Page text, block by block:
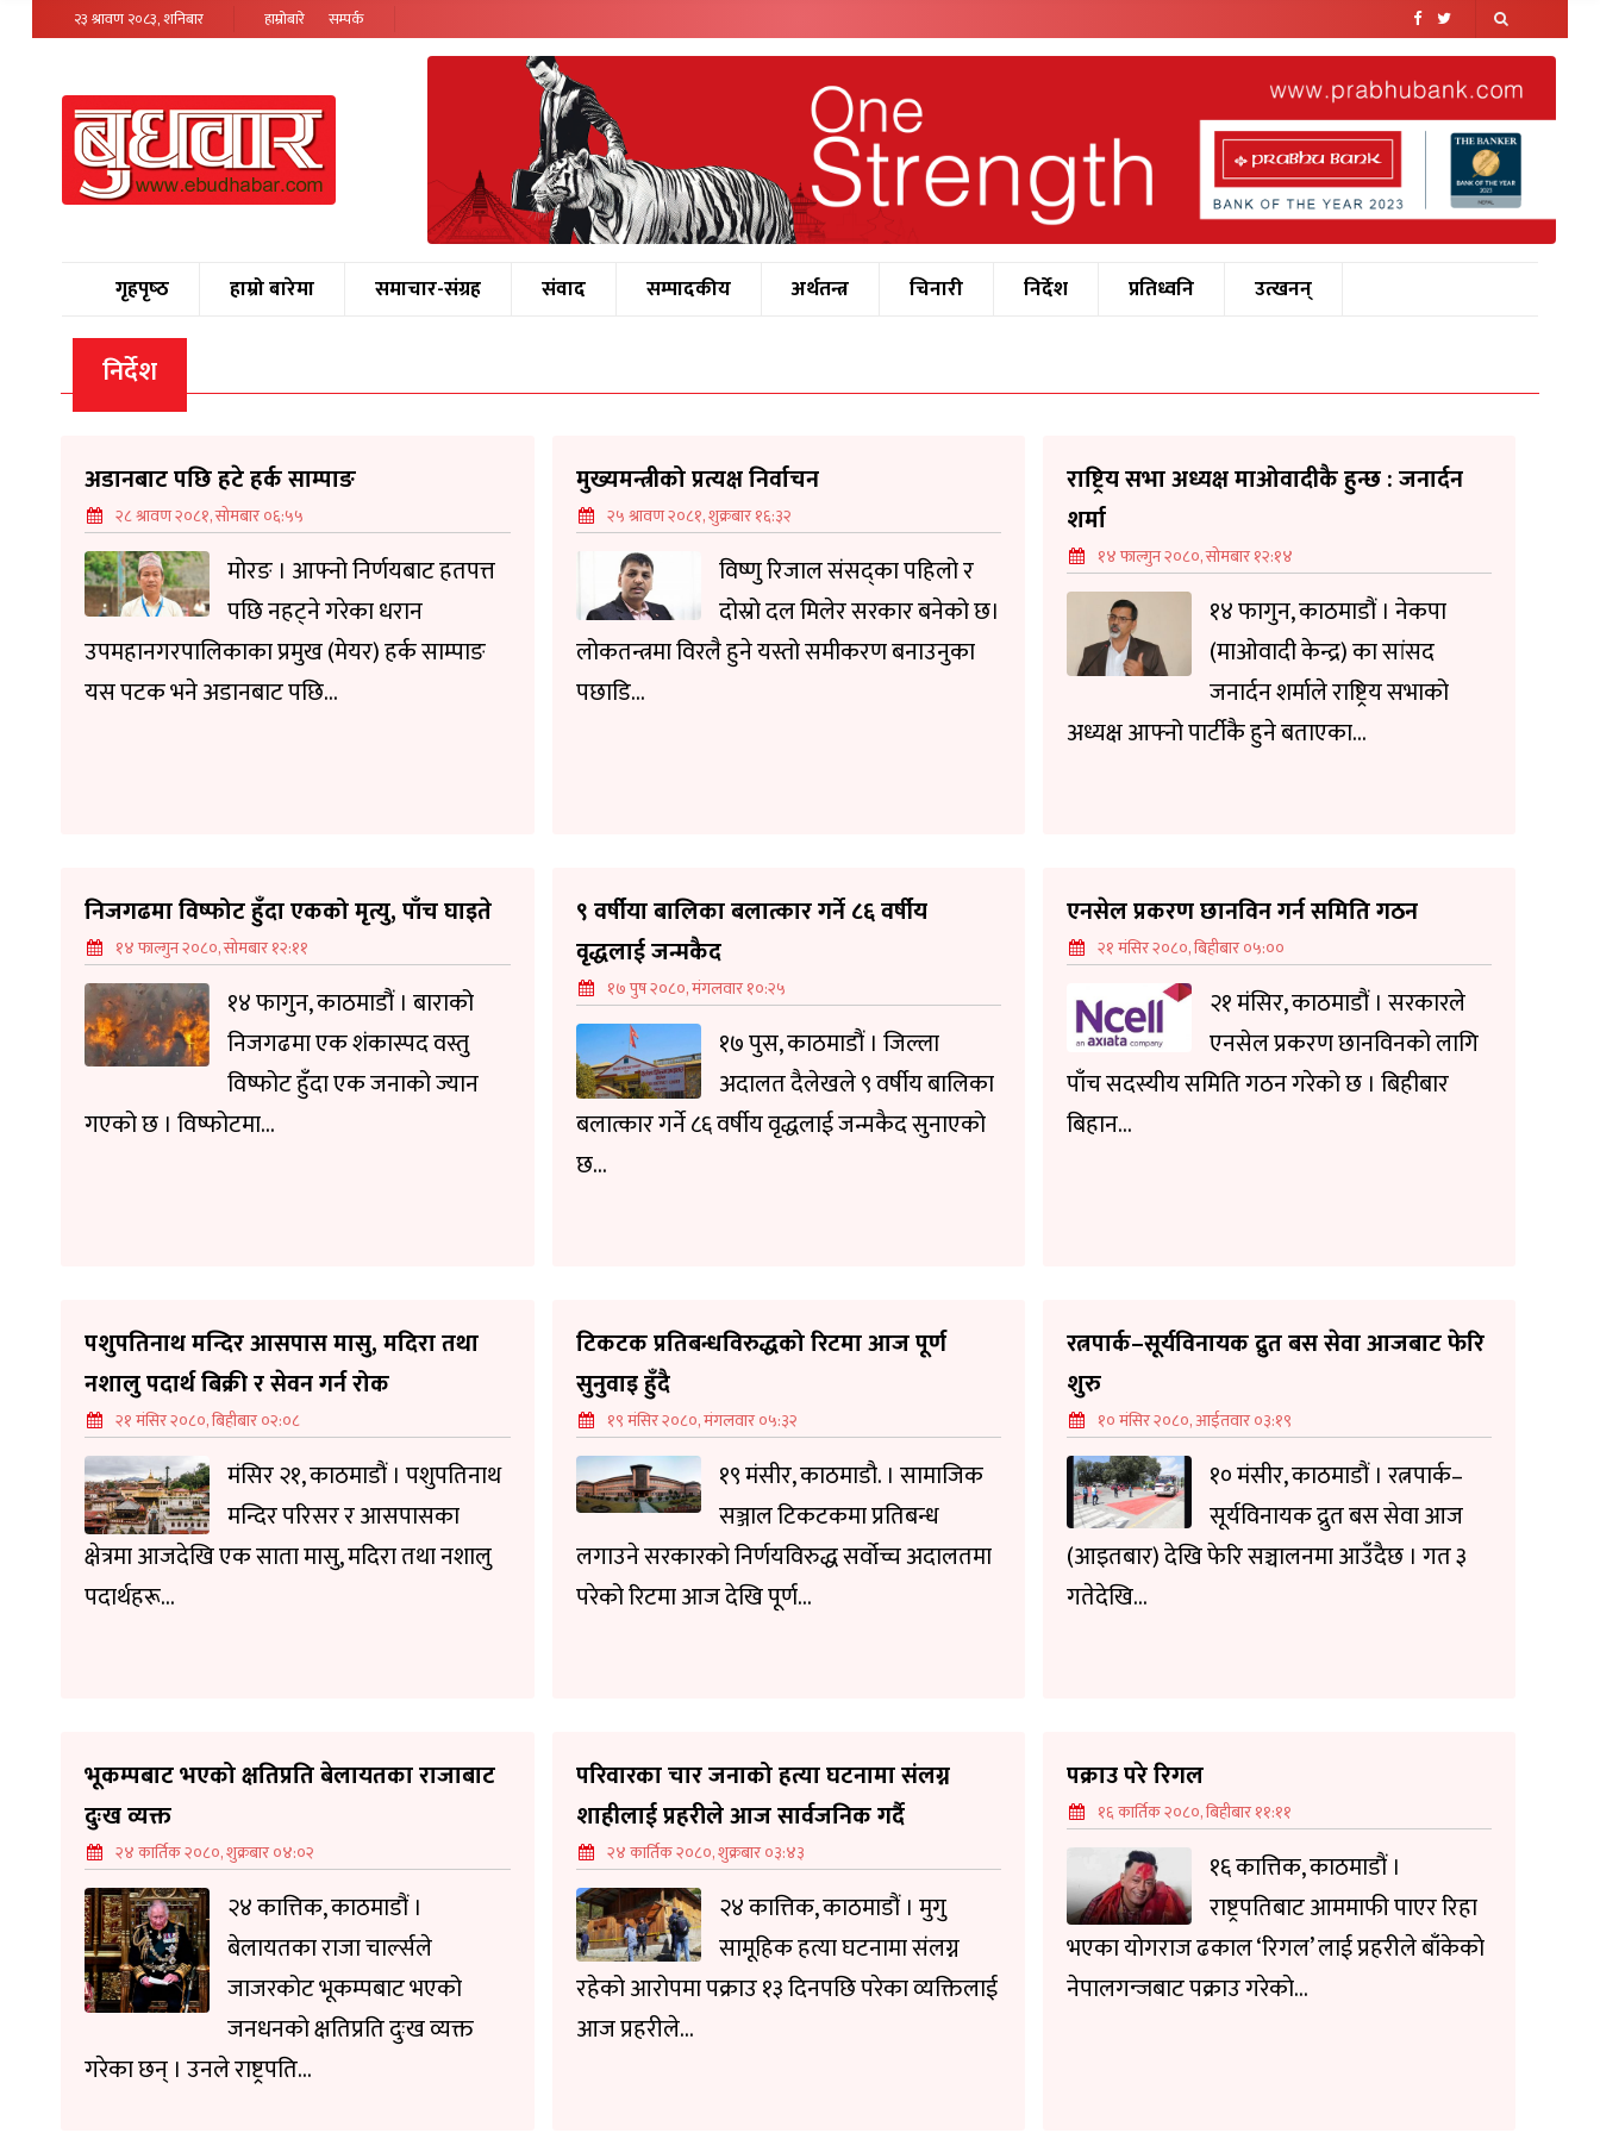
२३ श्रावण २०८३, शनिबार हाम्रोबारे सम्पर्क
गृहपृष्‍ठ हाम्रो बारेमा समाचार-संग्रह संवाद सम्पादकीय अर्थतन्त्र चिनारी निर्देश प्रतिध्वनि उत्खनन्
निर्देश
अडानबाट पछि हटे हर्क साम्पाङ
२८ श्रावण २०८१, सोमबार ०६:५५
मोरङ । आफ्नो निर्णयबाट हतपत्त
पछि नहट्ने गरेका धरान
उपमहानगरपालिकाका प्रमुख (मेयर) हर्क साम्पाङ
यस पटक भने अडानबाट पछि...
मुख्यमन्त्रीको प्रत्यक्ष निर्वाचन
२५ श्रावण २०८१, शुक्रबार १६:३२
विष्णु रिजाल संसद्का पहिलो र
दोस्रो दल मिलेर सरकार बनेको छ।
लोकतन्त्रमा विरलै हुने यस्तो समीकरण बनाउनुका
पछाडि...
राष्ट्रिय सभा अध्यक्ष माओवादीकै हुन्छ : जनार्दन
शर्मा
१४ फाल्गुन २०८०, सोमबार १२:१४
१४ फागुन, काठमाडौं । नेकपा
(माओवादी केन्द्र) का सांसद
जनार्दन शर्माले राष्ट्रिय सभाको
अध्यक्ष आफ्नो पार्टीकै हुने बताएका...
निजगढमा विष्फोट हुँदा एकको मृत्यु, पाँच घाइते
१४ फाल्गुन २०८०, सोमबार १२:११
१४ फागुन, काठमाडौं । बाराको
निजगढमा एक शंकास्पद वस्तु
विष्फोट हुँदा एक जनाको ज्यान
गएको छ । विष्फोटमा...
९ वर्षीया बालिका बलात्कार गर्ने ८६ वर्षीय
वृद्धलाई जन्मकैद
१७ पुष २०८०, मंगलवार १०:२५
१७ पुस, काठमाडौं । जिल्ला
अदालत दैलेखले ९ वर्षीय बालिका
बलात्कार गर्ने ८६ वर्षीय वृद्धलाई जन्मकैद सुनाएको
छ...
एनसेल प्रकरण छानविन गर्न समिति गठन
२१ मंसिर २०८०, बिहीबार ०५:००
२१ मंसिर, काठमाडौं । सरकारले
एनसेल प्रकरण छानविनको लागि
पाँच सदस्यीय समिति गठन गरेको छ । बिहीबार
बिहान...
पशुपतिनाथ मन्दिर आसपास मासु, मदिरा तथा
नशालु पदार्थ बिक्री र सेवन गर्न रोक
२१ मंसिर २०८०, बिहीबार ०२:०८
मंसिर २१, काठमाडौं । पशुपतिनाथ
मन्दिर परिसर र आसपासका
क्षेत्रमा आजदेखि एक साता मासु, मदिरा तथा नशालु
पदार्थहरू...
टिकटक प्रतिबन्धविरुद्धको रिटमा आज पूर्ण
सुनुवाइ हुँदै
१९ मंसिर २०८०, मंगलवार ०५:३२
१९ मंसीर, काठमाडौ. । सामाजिक
सञ्जाल टिकटकमा प्रतिबन्ध
लगाउने सरकारको निर्णयविरुद्ध सर्वोच्च अदालतमा
परेको रिटमा आज देखि पूर्ण...
रत्नपार्क–सूर्यविनायक द्रुत बस सेवा आजबाट फेरि
शुरु
१० मंसिर २०८०, आईतवार ०३:१९
१० मंसीर, काठमाडौं । रत्नपार्क–
सूर्यविनायक द्रुत बस सेवा आज
(आइतबार) देखि फेरि सञ्चालनमा आउँदैछ । गत ३
गतेदेखि...
भूकम्पबाट भएको क्षतिप्रति बेलायतका राजाबाट
दुःख व्यक्त
२४ कार्तिक २०८०, शुक्रबार ०४:०२
२४ कात्तिक, काठमाडौं ।
बेलायतका राजा चार्ल्सले
जाजरकोट भूकम्पबाट भएको
जनधनको क्षतिप्रति दुःख व्यक्त
गरेका छन् । उनले राष्ट्रपति...
परिवारका चार जनाको हत्या घटनामा संलग्न
शाहीलाई प्रहरीले आज सार्वजनिक गर्दै
२४ कार्तिक २०८०, शुक्रबार ०३:४३
२४ कात्तिक, काठमाडौं । मुगु
सामूहिक हत्या घटनामा संलग्न
रहेको आरोपमा पक्राउ १३ दिनपछि परेका व्यक्तिलाई
आज प्रहरीले...
पक्राउ परे रिगल
१६ कार्तिक २०८०, बिहीबार ११:११
१६ कात्तिक, काठमाडौं ।
राष्ट्रपतिबाट आममाफी पाएर रिहा
भएका योगराज ढकाल ‘रिगल’ लाई प्रहरीले बाँकेकाे
नेपालगन्जबाट पक्राउ गरेकाे...